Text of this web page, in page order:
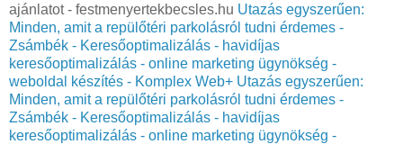
ajánlatot - festmenyertekbecsles.hu Utazás egyszerűen:
Minden, amit a repülőtéri parkolásról tudni érdemes -
Zsámbék - Keresőoptimalizálás - havidíjas
keresőoptimalizálás - online marketing ügynökség -
weboldal készítés - Komplex Web+ Utazás egyszerűen:
Minden, amit a repülőtéri parkolásról tudni érdemes -
Zsámbék - Keresőoptimalizálás - havidíjas
keresőoptimalizálás - online marketing ügynökség -